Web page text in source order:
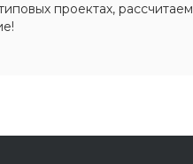
проектах, рассчитаем